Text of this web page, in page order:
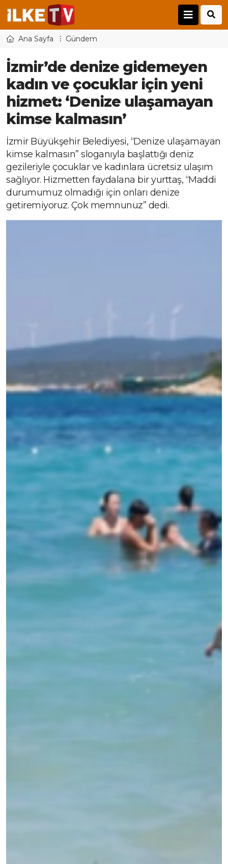
Ana Sayfa Gündem
İzmir’de denize gidemeyen
kadın ve çocuklar için yeni
hizmet: ‘Denize ulaşamayan
kimse kalmasın’
İzmir Büyükşehir Belediyesi, “Denize ulaşamayan
kimse kalmasın” sloganıyla başlattığı deniz
gezileriyle çocuklar ve kadınlara ücretsiz ulaşım
sağlıyor. Hizmetten faydalana bir yurttaş, “Maddi
durumumuz olmadığı için onları denize
getiremiyoruz. Çok memnunuz” dedi.